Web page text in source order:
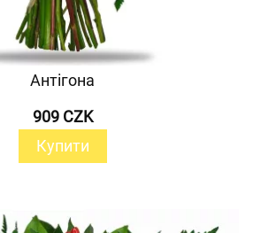
Антігона
909 CZK
Купити